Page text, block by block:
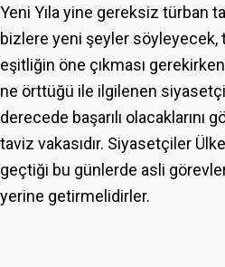
Yeni Yıla yine gereksiz türban
bizlere yeni şeyler söyleyecek,
eşitliğin öne çıkması
ne örttüğü ile ilgilenen
derecede başarılı olacaklarını
taviz vakasıdır. Siyasetçiler
geçtiği bu günlerde asli
yerine getirmelidirler.